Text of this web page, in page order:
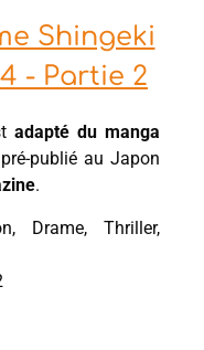
Shingeki
- Partie 2
adapté du manga
pré-publié au Japon
.
Drame, Thriller,